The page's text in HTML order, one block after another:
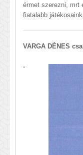
érmet szerezni, mrt
fiatalabb
VARGA DÉNES
-